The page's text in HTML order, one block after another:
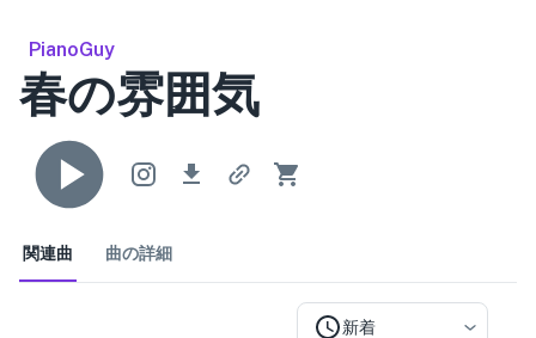
PianoGuy
春の雰囲気
関連曲 曲の詳細
新着